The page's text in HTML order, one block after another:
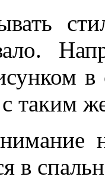
в
таким
в